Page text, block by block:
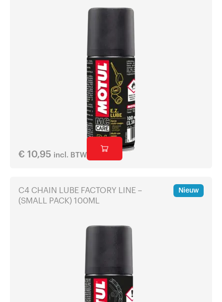
€ 10,95 incl. BTW
Nieuw
C4 CHAIN LUBE FACTORY LINE –
(SMALL PACK) 100ML